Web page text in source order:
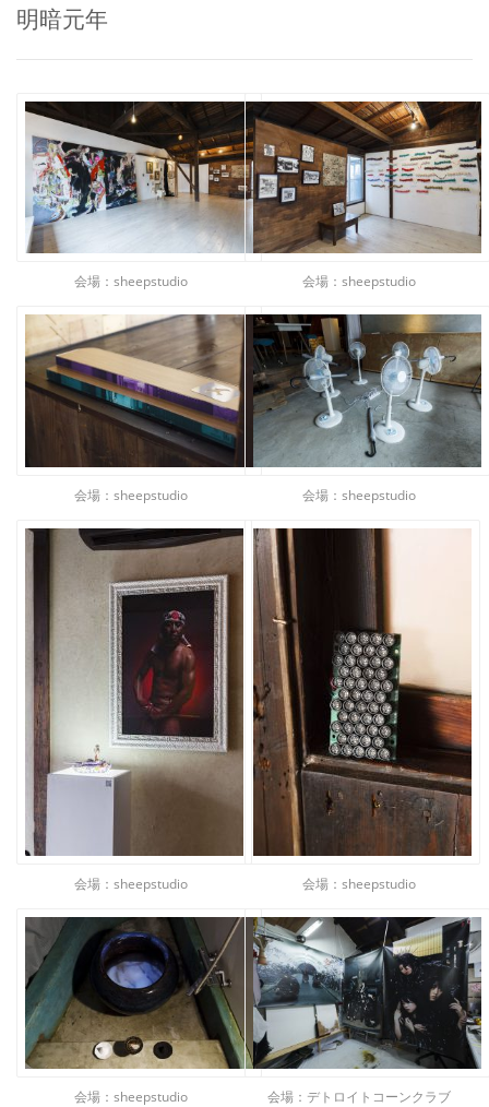
明暗元年
会場：sheepstudio 会場：sheepstudio
会場：sheepstudio 会場：sheepstudio
会場：sheepstudio 会場：sheepstudio
会場：sheepstudio 会場：デトロイトコーンクラブ